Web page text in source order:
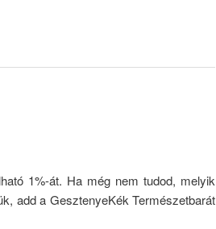
1%-át. Ha még nem tudod, melyik
add a GesztenyeKék Természetbarát